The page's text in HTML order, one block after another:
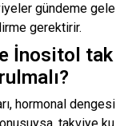
gündeme gele
gerektirir.
İnositol tak
hormonal dengesi